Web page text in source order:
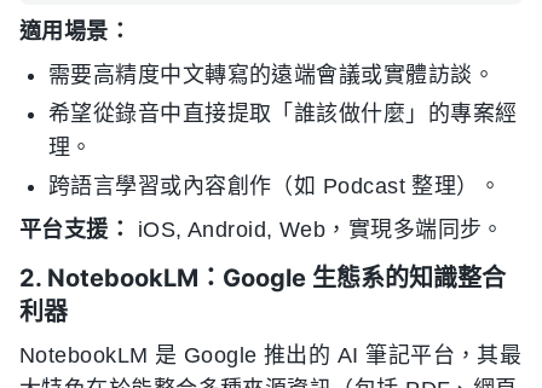
適用場景：
需要高精度中文轉寫的遠端會議或實體訪談。
希望從錄音中直接提取「誰該做什麼」的專案經
理。
跨語言學習或內容創作（如 Podcast 整理）。
平台支援：
iOS, Android, Web，實現多端同步。
2. NotebookLM：Google 生態系的知識整合
利器
NotebookLM 是 Google 推出的 AI 筆記平台，其最